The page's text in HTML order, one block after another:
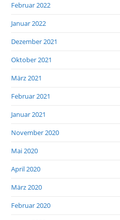
Februar 2022
Januar 2022
Dezember 2021
Oktober 2021
März 2021
Februar 2021
Januar 2021
November 2020
Mai 2020
April 2020
März 2020
Februar 2020